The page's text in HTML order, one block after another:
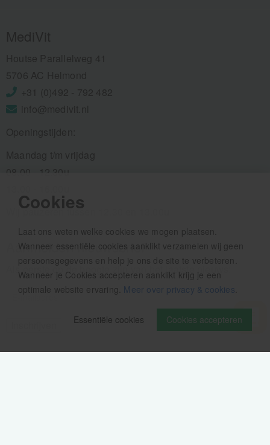
Cookies
Laat ons weten welke cookies we mogen plaatsen.
Wanneer essentiële cookies aanklikt verzamelen wij geen
persoonsgegevens en help je ons de site te verbeteren.
Wanneer je Cookies accepteren aanklikt krijg je een
optimale website ervaring. Meer over privacy & cookies
Cookies accepteren
Essentiële cookies
08.00 - 12.30u
Wij pauzeren tussen 12.30 en 13.00u
Aanmelden nieuwsbrief
Als eerste op de hoogte zijn van het laatste nieuws: